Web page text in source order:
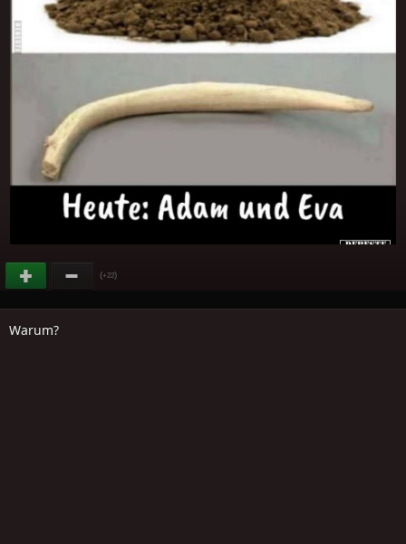
(+22)
Warum?